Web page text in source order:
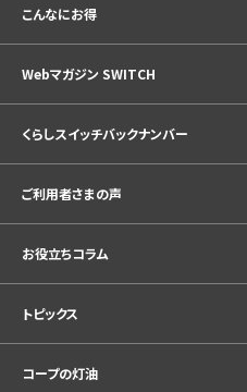
こんなにお得
Webマガジン SWITCH
くらしスイッチバックナンバー
ご利用者さまの声
お役立ちコラム
トピックス
コープの灯油